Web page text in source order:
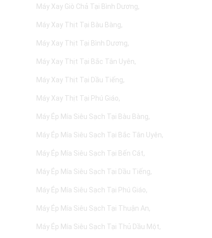
Máy Xay Giò Chả Tại Bình Dương
Máy Xay Thịt Tại Bàu Bàng
Máy Xay Thịt Tại Bình Dương
Máy Xay Thịt Tại Bắc Tân Uyên
Máy Xay Thịt Tại Dầu Tiếng
Máy Xay Thịt Tại Phú Giáo
Máy Ép Mía Siêu Sạch Tại Bàu Bàng
Máy Ép Mía Siêu Sạch Tại Bắc Tân Uyên
Máy Ép Mía Siêu Sạch Tại Bến Cát
Máy Ép Mía Siêu Sạch Tại Dầu Tiếng
Máy Ép Mía Siêu Sạch Tại Phú Giáo
Máy Ép Mía Siêu Sạch Tại Thuận An
Máy Ép Mía Siêu Sạch Tại Thủ Dầu Một